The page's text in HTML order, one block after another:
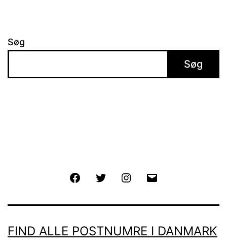
Søg
Søg
FacebookTwitter Instagram
FIND ALLE POSTNUMRE I DANMARK